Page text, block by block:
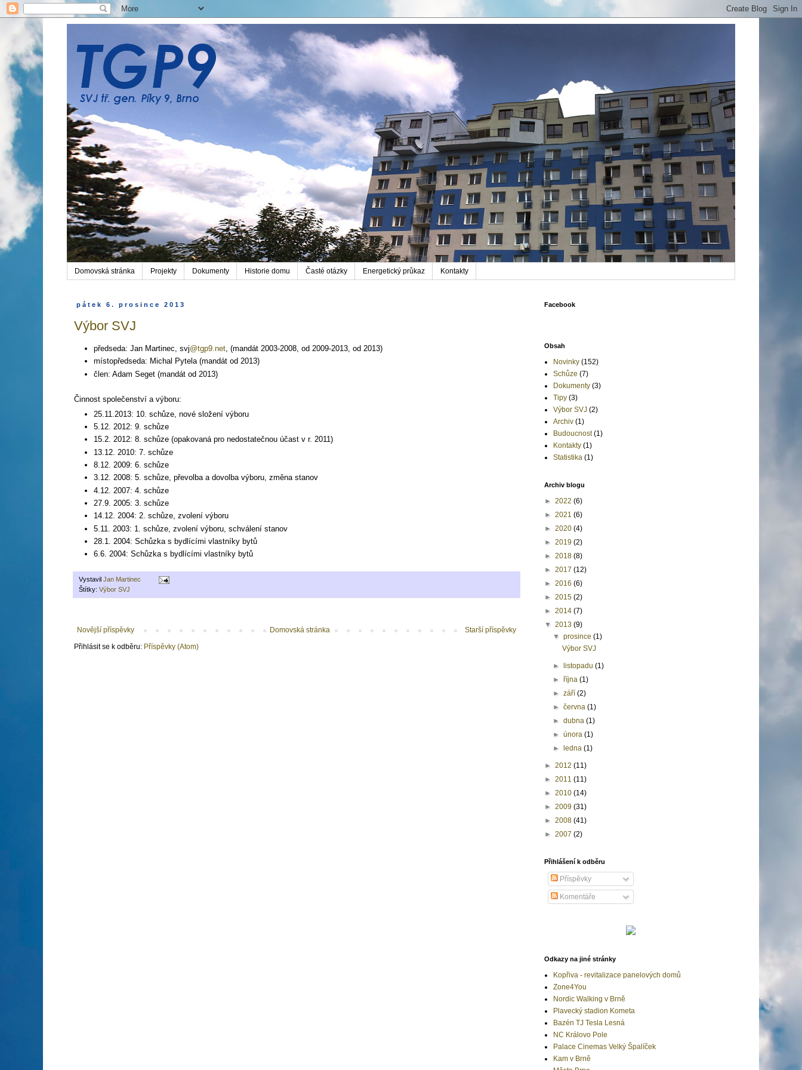
Domovská stránka Projekty Dokumenty Historie domu Časté otázky Energetický průkaz Kontakty
pátek 6. prosince 2013
Výbor SVJ
předseda: Jan Martinec, svj@tgp9.net, (mandát 2003-2008, od 2009-2013, od 2013)
místopředseda: Michal Pytela (mandát od 2013)
člen: Adam Seget (mandát od 2013)
Činnost společenství a výboru:
25.11.2013: 10. schůze, nové složení výboru
5.12. 2012: 9. schůze
15.2. 2012: 8. schůze (opakovaná pro nedostatečnou účast v r. 2011)
13.12. 2010: 7. schůze
8.12. 2009: 6. schůze
3.12. 2008: 5. schůze, převolba a dovolba výboru, změna stanov
4.12. 2007: 4. schůze
27.9. 2005: 3. schůze
14.12. 2004: 2. schůze, zvolení výboru
5.11. 2003: 1. schůze, zvolení výboru, schválení stanov
28.1. 2004: Schůzka s bydlícími vlastníky bytů
6.6. 2004: Schůzka s bydlícími vlastníky bytů
Vystavil Jan Martinec
Štítky: Výbor SVJ
Novější příspěvky Starší příspěvky
Domovská stránka
Přihlásit se k odběru: Příspěvky (Atom)
Facebook
Obsah
Novinky (152)
Schůze (7)
Dokumenty (3)
Tipy (3)
Výbor SVJ (2)
Archiv (1)
Budoucnost (1)
Kontakty (1)
Statistika (1)
Archiv blogu
► 2022 (6)
► 2021 (6)
► 2020 (4)
► 2019 (2)
► 2018 (8)
► 2017 (12)
► 2016 (6)
► 2015 (2)
► 2014 (7)
▼ 2013 (9)
▼prosince(1)
Výbor SVJ
► listopadu(1)
►října(1)
►září(2)
►června(1)
►dubna(1)
►února(1)
►
ledna(1)
► 2012 (11)
► 2011 (11)
► 2010 (14)
► 2009 (31)
► 2008 (41)
► 2007 (2)
Přihlášení k odběru
Příspěvky
Komentáře
Odkazy na jiné stránky
Kopřiva - revitalizace panelových domů
Zone4You
Nordic Walking v Brně
Plavecký stadion Kometa
Bazén TJ Tesla Lesná
NC Královo Pole
Palace Cinemas Velký Špalíček
Kam v Brně